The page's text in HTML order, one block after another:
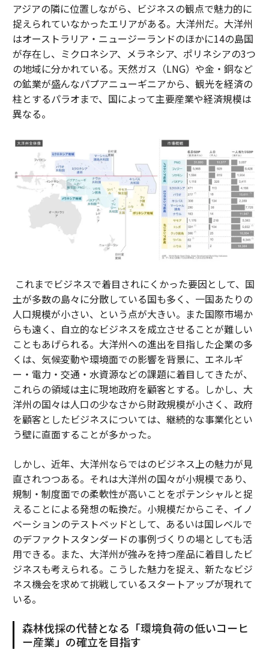
アジアの隣に位置しながら、ビジネスの観点で魅力的に
捉えられていなかったエリアがある。大洋州だ。大洋州
はオーストラリア・ニュージーランドのほかに14の島国
が存在し、ミクロネシア、メラネシア、ポリネシアの3つ
の地域に分かれている。天然ガス（LNG）や金・銅など
の鉱業が盛んなパプアニューギニアから、観光を経済の
柱とするパラオまで、国によって主要産業や経済規模は
異なる。
これまでビジネスで着目されにくかった要因として、国
土が多数の島々に分散している国も多く、一国あたりの
人口規模が小さい、という点が大きい。また国際市場か
らも遠く、自立的なビジネスを成立させることが難しい
こともあげられる。大洋州への進出を目指した企業の多
くは、気候変動や環境面での影響を背景に、エネルギ
ー・電力・交通・水資源などの課題に着目してきたが、
これらの領域は主に現地政府を顧客とする。しかし、大
洋州の国々は人口の少なさから財政規模が小さく、政府
を顧客としたビジネスについては、継続的な事業化とい
う壁に直面することが多かった。
しかし、近年、大洋州ならではのビジネス上の魅力が見
直されつつある。それは大洋州の国々が小規模であり、
規制・制度面での柔軟性が高いことをポテンシャルと捉
えることによる発想の転換だ。小規模だからこそ、イノ
ベーションのテストベッドとして、あるいは国レベルで
のデファクトスタンダードの事例づくりの場としても活
用できる。また、大洋州が強みを持つ産品に着目したビ
ジネスも考えられる。こうした魅力を捉え、新たなビジ
ネス機会を求めて挑戦しているスタートアップが現れて
いる。
森林伐採の代替となる「環境負荷の低いコーヒ
ー産業」の確立を目指す